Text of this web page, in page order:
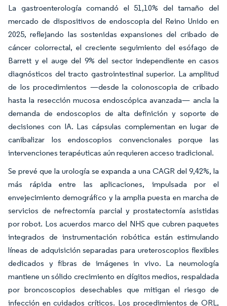
La gastroenterología comandó el 51,10% del tamaño del
mercado de dispositivos de endoscopia del Reino Unido en
2025, reflejando las sostenidas expansiones del cribado de
cáncer colorrectal, el creciente seguimiento del esófago de
Barrett y el auge del 9% del sector independiente en casos
diagnósticos del tracto gastrointestinal superior. La amplitud
de los procedimientos —desde la colonoscopia de cribado
hasta la resección mucosa endoscópica avanzada— ancla la
demanda de endoscopios de alta definición y soporte de
decisiones con IA. Las cápsulas complementan en lugar de
canibalizar los endoscopios convencionales porque las
intervenciones terapéuticas aún requieren acceso tradicional.
Se prevé que la urología se expanda a una CAGR del 9,42%, la
más rápida entre las aplicaciones, impulsada por el
envejecimiento demográfico y la amplia puesta en marcha de
servicios de nefrectomía parcial y prostatectomía asistidas
por robot. Los acuerdos marco del NHS que cubren paquetes
integrados de instrumentación robótica están estimulando
líneas de adquisición separadas para ureteroscopios flexibles
dedicados y fibras de imágenes in vivo. La neumología
mantiene un sólido crecimiento en dígitos medios, respaldada
por broncoscopios desechables que mitigan el riesgo de
infección en cuidados críticos. Los procedimientos de ORL,